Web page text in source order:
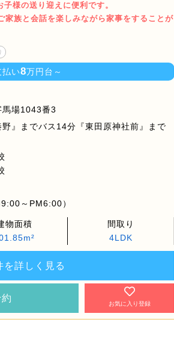
様の送り迎えに便利です。
家族と会話を楽しみながら家事をすることが
払い8万円台～
馬場1043番3
』までバス14分『東田原神社前』まで
～PM6:00）
物面積
間取り
4LDK
を詳しく見る
お気に入り登録